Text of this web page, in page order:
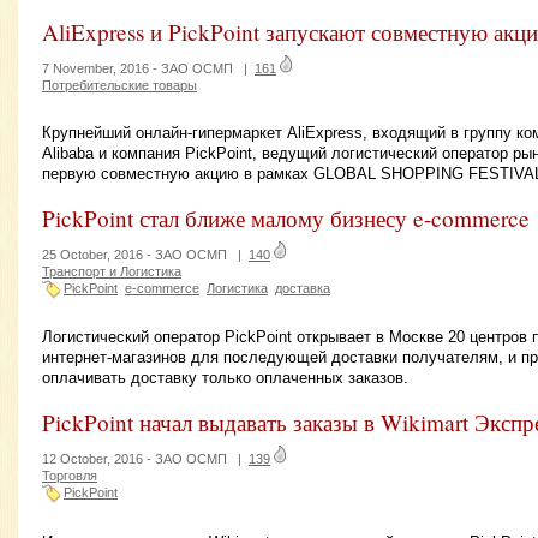
AliExpress и PickPoint запускают совместную
7 November, 2016 - ЗАО ОСМП | 161
Потребительские товары
Крупнейший онлайн-гипермаркет AliExpress, входящий в группу
Alibaba и компания PickPoint, ведущий логистический оператор
первую совместную акцию в рамках GLOBAL SHOPPING
PickPoint стал ближе малому бизнесу e-commerce
25 October, 2016 - ЗАО ОСМП | 140
Транспорт и Логистика
PickPoint e-commerce Логистика доставка
Логистический оператор PickPoint открывает в Москве 20 центров
интернет-магазинов для последующей доставки получателям, и
оплачивать доставку только оплаченных заказов.
PickPoint начал выдавать заказы в Wikimart
12 October, 2016 - ЗАО ОСМП | 139
Торговля
PickPoint